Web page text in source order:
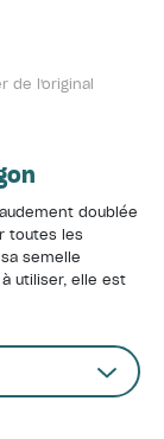
de l'original
doublée
toutes les
semelle
utiliser, elle est